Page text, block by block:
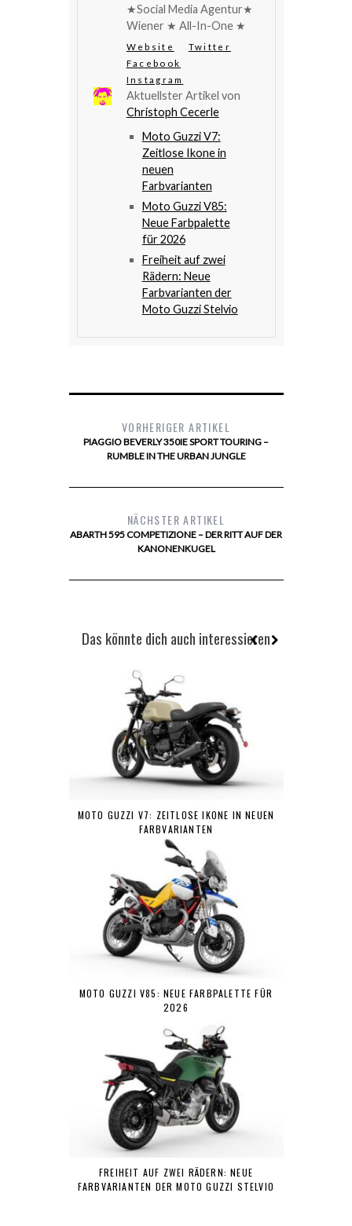
★Social Media Agentur★
Wiener ★ All-In-One ★
Website
Twitter
Facebook
Instagram
Aktuellster Artikel von
Christoph Cecerle
Moto Guzzi V7:
Zeitlose Ikone in
neuen
Farbvarianten
Moto Guzzi V85:
Neue Farbpalette
für 2026
Freiheit auf zwei
Rädern: Neue
Farbvarianten der
Moto Guzzi Stelvio
VORHERIGER ARTIKEL
PIAGGIO BEVERLY 350IE SPORT TOURING –
RUMBLE IN THE URBAN JUNGLE
NÄCHSTER ARTIKEL
ABARTH 595 COMPETIZIONE – DER RITT AUF DER
KANONENKUGEL
Das könnte dich auch interessieren
MOTO GUZZI V7: ZEITLOSE IKONE IN NEUEN
FARBVARIANTEN
MOTO GUZZI V85: NEUE FARBPALETTE FÜR
2026
FREIHEIT AUF ZWEI RÄDERN: NEUE
FARBVARIANTEN DER MOTO GUZZI STELVIO